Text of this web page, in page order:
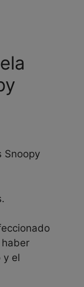
Snoopy
y el